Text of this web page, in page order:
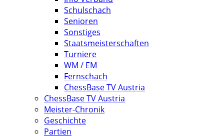
Schulschach
Senioren
Sonstiges
Staatsmeisterschaften
Turniere
WM / EM
Fernschach
ChessBase TV Austria
ChessBase TV Austria
Meister-Chronik
Geschichte
Partien